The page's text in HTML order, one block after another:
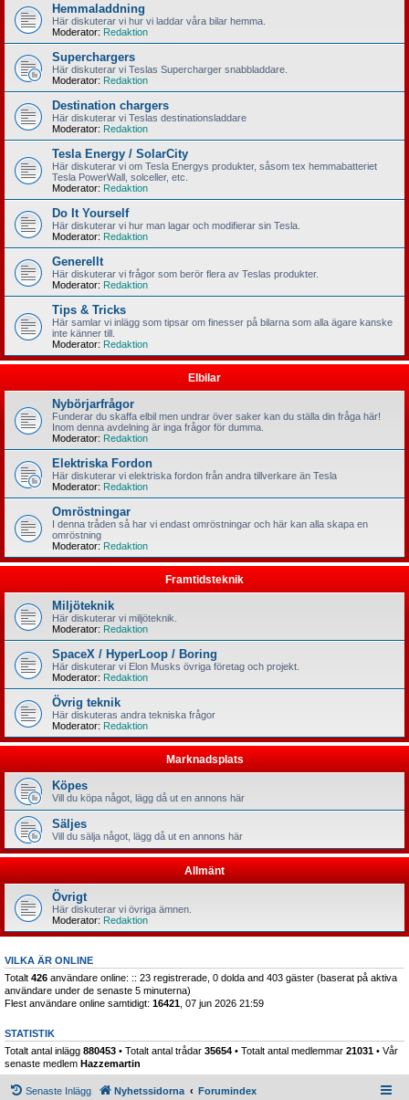
Hemmaladdning
Här diskuterar vi hur vi laddar våra bilar hemma.
Moderator: Redaktion
Superchargers
Här diskuterar vi Teslas Supercharger snabbladdare.
Moderator: Redaktion
Destination chargers
Här diskuterar vi Teslas destinationsladdare
Moderator: Redaktion
Tesla Energy / SolarCity
Här diskuterar vi om Tesla Energys produkter, såsom tex hemmabatteriet
Tesla PowerWall, solceller, etc.
Moderator: Redaktion
Do It Yourself
Här diskuterar vi hur man lagar och modifierar sin Tesla.
Moderator: Redaktion
Generellt
Här diskuterar vi frågor som berör flera av Teslas produkter.
Moderator: Redaktion
Tips & Tricks
Här samlar vi inlägg som tipsar om finesser på bilarna som alla ägare kanske
inte känner till.
Moderator: Redaktion
Elbilar
Nybörjarfrågor
Funderar du skaffa elbil men undrar över saker kan du ställa din fråga här!
Inom denna avdelning är inga frågor för dumma.
Moderator: Redaktion
Elektriska Fordon
Här diskuterar vi elektriska fordon från andra tillverkare än Tesla
Moderator: Redaktion
Omröstningar
I denna tråden så har vi endast omröstningar och här kan alla skapa en
omröstning
Moderator: Redaktion
Framtidsteknik
Miljöteknik
Här diskuterar vi miljöteknik.
Moderator: Redaktion
SpaceX / HyperLoop / Boring
Här diskuterar vi Elon Musks övriga företag och projekt.
Moderator: Redaktion
Övrig teknik
Här diskuteras andra tekniska frågor
Moderator: Redaktion
Marknadsplats
Köpes
Vill du köpa något, lägg då ut en annons här
Säljes
Vill du sälja något, lägg då ut en annons här
Allmänt
Övrigt
Här diskuterar vi övriga ämnen.
Moderator: Redaktion
VILKA ÄR ONLINE
Totalt 426 användare online: :: 23 registrerade, 0 dolda and 403 gäster (baserat på aktiva
användare under de senaste 5 minuterna)
Flest användare online samtidigt: 16421 , 07 jun 2026 21:59
STATISTIK
Totalt antal inlägg 880453 • Totalt antal trådar 35654 • Totalt antal medlemmar 21031 • Vår
senaste medlem Hazzemartin
Senaste Inlägg Nyhetssidorna Forumindex